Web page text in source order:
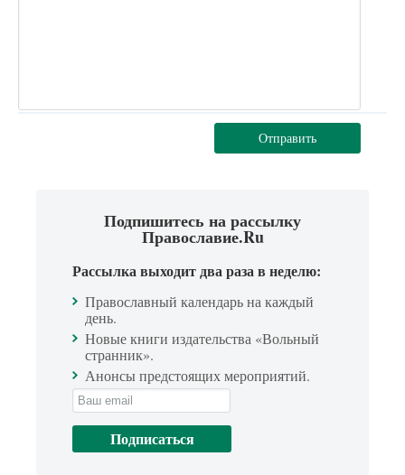
Отправить
Подпишитесь на рассылку
Православие.Ru
Рассылка выходит два раза в неделю:
Православный календарь на каждый
день.
Новые книги издательства «Вольный
странник».
Анонсы предстоящих мероприятий.